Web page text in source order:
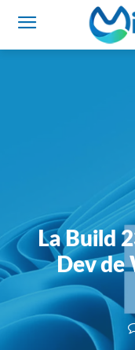
La Build
Dev de